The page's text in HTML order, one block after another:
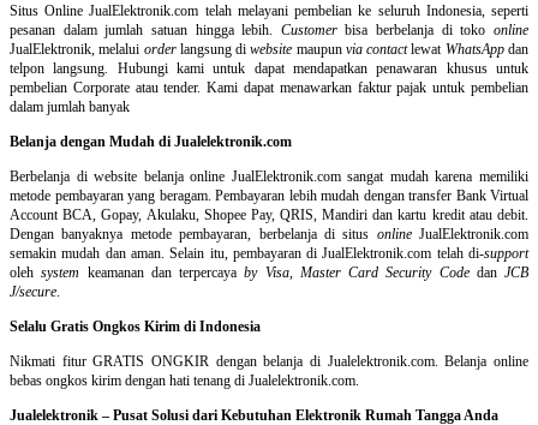
Situs Online JualElektronik.com telah melayani pembelian ke seluruh Indonesia, seperti
pesanan dalam jumlah satuan hingga lebih. Customerbisa berbelanja di tokoonline
JualElektronik, melalui orderlangsung diwebsite maupun via contactlewat WhatsAppdan
telpon langsung. Hubungi kami untuk dapat mendapatkan penawaran khusus untuk
pembelian Corporate atau tender. Kami dapat menawarkan faktur pajak untuk pembelian
dalam jumlah banyak
Belanja dengan Mudah di Jualelektronik.com
Berbelanja diwebsite belanja online JualElektronik.com sangat mudah karena memiliki
metode pembayaran yang beragam. Pembayaran lebih mudah dengan transfer Bank Virtual
Account BCA, Gopay, Akulaku, Shopee Pay, QRIS, Mandiri dan kartu kredit atau debit.
Dengan banyaknya metode pembayaran, berbelanja di situs onlineJualElektronik.com
semakin mudah dan aman. Selain itu, pembayaran di JualElektronik.com telah di-support
olehsystem keamanan dan terpercayaby Visa, Master Card Security Codedan JCB
J/secure.
Selalu Gratis Ongkos Kirim di Indonesia
Nikmati fitur GRATIS ONGKIR dengan belanja di Jualelektronik.com. Belanja online
bebas ongkos kirim dengan hati tenang di Jualelektronik.com.
Jualelektronik – Pusat Solusi dari Kebutuhan Elektronik Rumah Tangga Anda